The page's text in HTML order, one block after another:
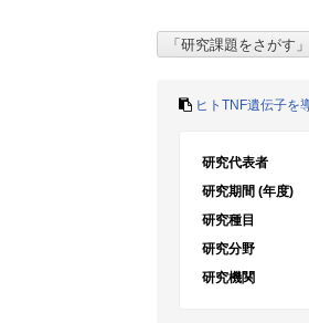
ヒトTNF遺伝子を
研究代表者
研究期間 (年度)
研究種目
研究分野
研究機関